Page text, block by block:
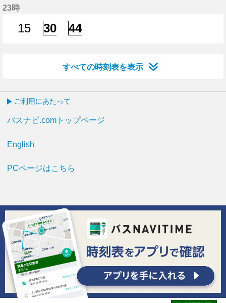
23時
15
30
44
すべての時刻表を表示
ご利用にあたって
バスナビ.comトップページ
English
PCページはこちら